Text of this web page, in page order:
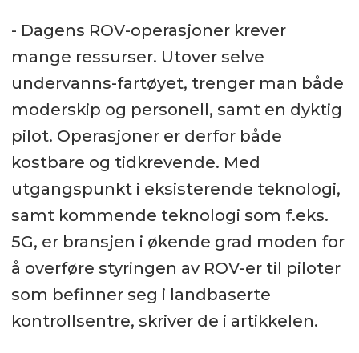
- Dagens ROV-operasjoner krever
mange ressurser. Utover selve
undervanns-fartøyet, trenger man både
moderskip og personell, samt en dyktig
pilot. Operasjoner er derfor både
kostbare og tidkrevende. Med
utgangspunkt i eksisterende teknologi,
samt kommende teknologi som f.eks.
5G, er bransjen i økende grad moden for
å overføre styringen av ROV-er til piloter
som befinner seg i landbaserte
kontrollsentre, skriver de i artikkelen.